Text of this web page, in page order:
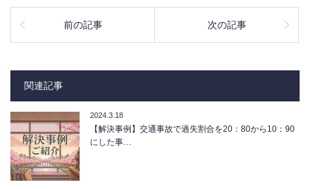
前の記事 次の記事
関連記事
2024.3.18
【解決事例】交通事故で過失割合を20：80から10：90
にした事…